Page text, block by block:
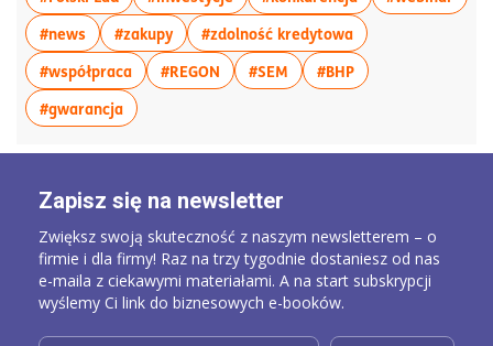
#newswięcej artykułów z tagiem:#news
#zakupywięcej artykułów z tagiem:#zakupy
#zdolność kredytowawięcej artykułów
#współpracawięcej artykułów z tagiem:#współpraca
#REGON więcej artykułów z tagiem:#REGON
#SEM więcej artykułów z
#BHPwięcej artykułów z
#gwarancjawięcej artykułów z tagiem:#gwarancja
Zapisz się na newsletter
Zwiększ swoją skuteczność z naszym newsletterem – o
firmie i dla firmy! Raz na trzy tygodnie dostaniesz od nas
e-maila z ciekawymi materiałami. A na start subskrypcji
wyślemy Ci link do biznesowych e-booków.